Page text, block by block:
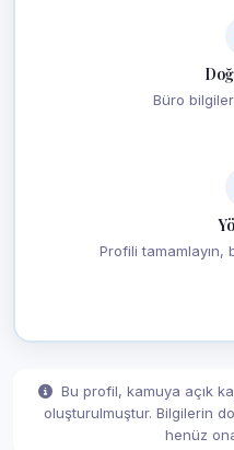
Büro
Profili
Bu profil, kamuya açık
oluşturulmuştur. Bilgilerin
henüz